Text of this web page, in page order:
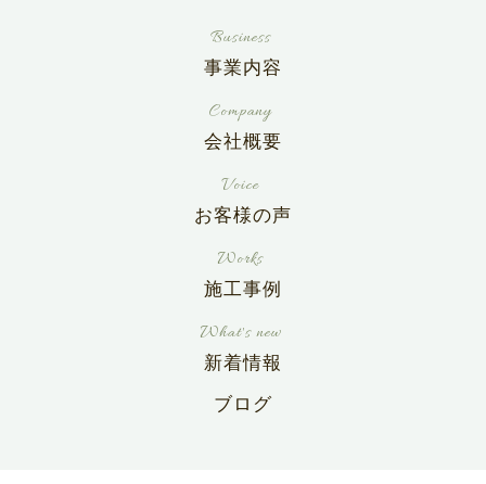
事業内容
会社概要
お客様の声
施工事例
新着情報
ブログ